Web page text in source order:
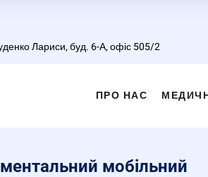
Лариси, буд. 6-А, офіс 505/2
ПРО НАС
мобільний